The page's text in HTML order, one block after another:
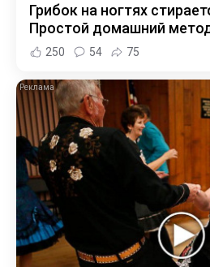
Грибок на ногтях
Простой домашний
250 54 75